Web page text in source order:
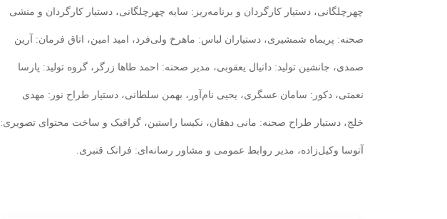
‌چهرچلگانی، دستیار کارگردان و برنامه‌ریز: سایه ‌چهرچلگانی، دستیار کارگردان و منشی
صحنه: پریماه ‌شمشیری، دستیاران لباس: ماهرخ ‌ولی‌فرد، امید امین، اتاق فرمان: آرین
‌صمدی، جانشین تولید: دانیال ‌یعقوبی، مدیر صحنه: احمد ‌طاها ‌زرگر، گروه تولید: پارسا
‌نعمتی، دکور: سامان عسگری، یحیی نام‌آور، بهمن سلطانی، دستیار طراح نور: مهدی
خلج، دستیار طراح صحنه: مانی ‌دهقان، نکیسا راستین، گرافیک و ساخت محتوای تصویری:
آتوسا وکیل‌زاده، مدیر روابط عمومی و مشاور رسانه‌ای: فرانک قنبری.